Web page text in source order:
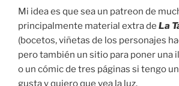
Mi idea es que sea un patreon de
principalmente material extra de La
(bocetos, viñetas de los personajes
pero también un sitio para poner una
o un cómic de tres páginas si tengo
gusta y quiero que vea la luz.